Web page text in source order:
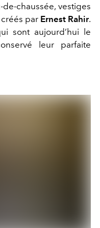
chaussée, vestiges
par Ernest Rahir.
sont aujourd’hui le
leur parfaite